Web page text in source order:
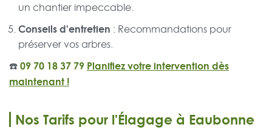
un chantier impeccable.
Conseils d'entretien : Recommandations pour
préserver vos arbres.
☎️09 70 18 37 79 Planifiez votre intervention dès
maintenant !
Nos Tarifs pour l'Élagage à Eaubonne